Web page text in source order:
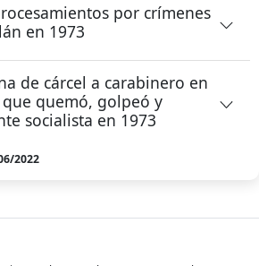
por crímenes
en 1973
de cárcel a carabinero en
quemó, golpeó y
socialista en 1973
2022